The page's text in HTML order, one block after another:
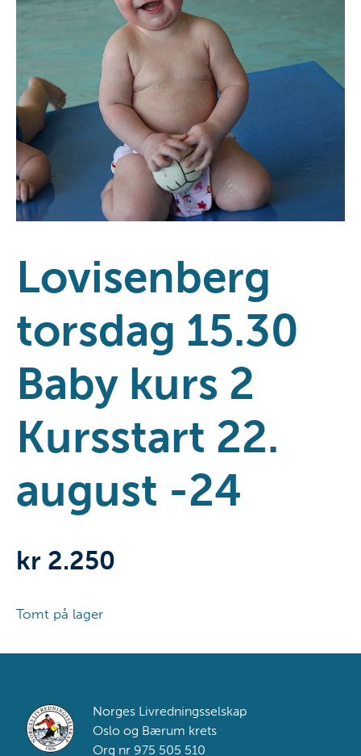
Lovisenberg
torsdag 15.30
Baby kurs 2
Kursstart 22.
august -24
kr 2.250
Tomt på lager
Footer
Norges Livredningsselskap
Oslo og Bærum krets
Org nr 975 505 510